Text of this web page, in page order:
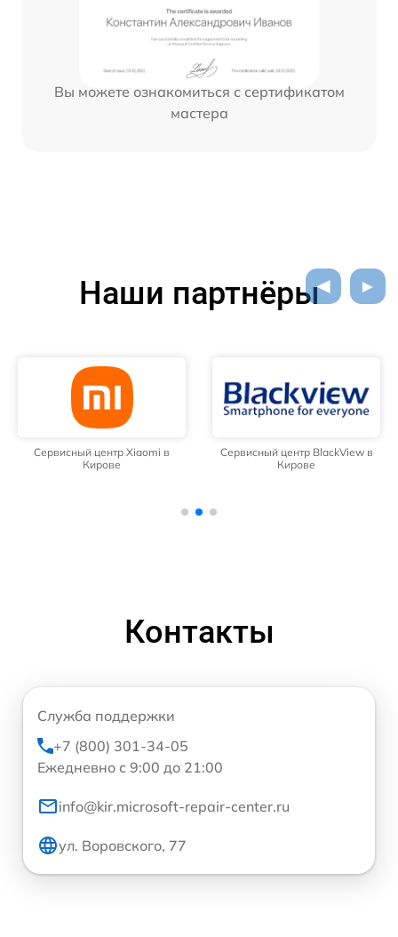
Вы можете ознакомиться с сертификатом
мастера
Наши партнёры
Сервисный центр Xiaomi в
Кирове
Сервисный центр BlackView в
Кирове
Контакты
Служба поддержки
+7 (800) 301-34-05
Ежедневно с 9:00 до 21:00
info@kir.microsoft-repair-center.ru
ул. Воровского, 77